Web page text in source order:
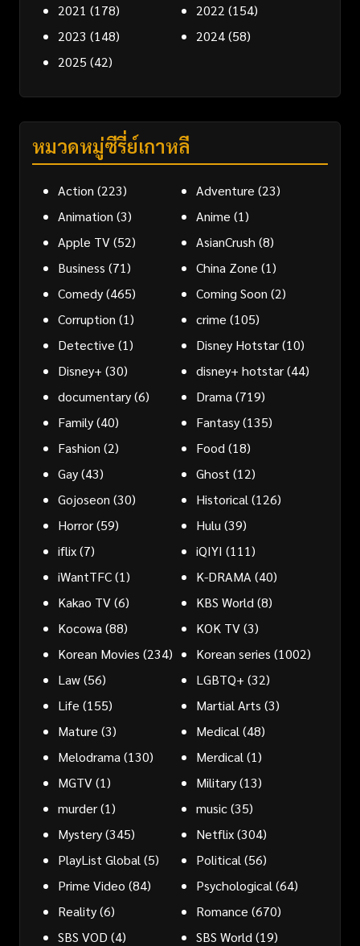
2021 (178) 2022 (154)
2023 (148) 2024(58)
2025 (42)
หมวดหมู่ซีรี่ย์เกาหลี
Action (223) Adventure (23)
Animation (3) Anime (1)
Apple TV(52) AsianCrush (8)
Business (71) China Zone (1)
Comedy(465) Coming Soon (2)
Corruption (1) crime (105)
Detective (1) Disney Hotstar(10)
Disney+ (30) disney+ hotstar(44)
documentary(6) Drama (719)
Family(40) Fantasy(135)
Fashion (2) Food (18)
Gay(43) Ghost (12)
Gojoseon (30) Historical (126)
Horror(59) Hulu (39)
iflix(7) iQIYI (111)
iWantTFC(1) K-DRAMA (40)
Kakao TV(6) KBS World (8)
Kocowa (88) KOK TV(3)
Korean Movies (234) Korean series (1002)
Law(56) LGBTQ+ (32)
Life (155) Martial Arts (3)
Mature (3) Medical (48)
Melodrama (130) Merdical (1)
MGTV(1) Military(13)
murder(1) music(35)
Mystery(345) Netflix(304)
PlayList Global (5) Political (56)
Prime Video (84) Psychological (64)
Reality(6) Romance (670)
SBS VOD (4) SBS World (19)